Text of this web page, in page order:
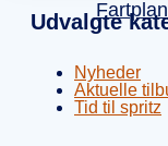
Fartplan
Udvalgte
Nyheder
Aktuelle
Tid til spritz